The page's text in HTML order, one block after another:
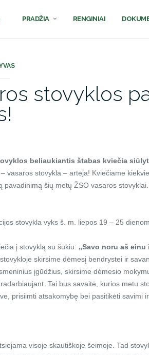
PRADŽIA RENGINIAI
stovyklos
beliaukiantis štabas kviečia
vasaros stovykla – artėja! Kviečiame
pavadinimą šių metų ŽSO vasaros stovyklai.
stovykla vyks š. m. liepos 19 – 25
į stovyklą su šūkiu: „Savo noru aš
skirsime dėmesį bendrystei ir
įgūdžius, skirsime dėmesio
Tai bus savaitė, kurios metu
prisiimti atsakomybę bei pasitikėti savimi
visoje skautiškoje šeimoje. Tad